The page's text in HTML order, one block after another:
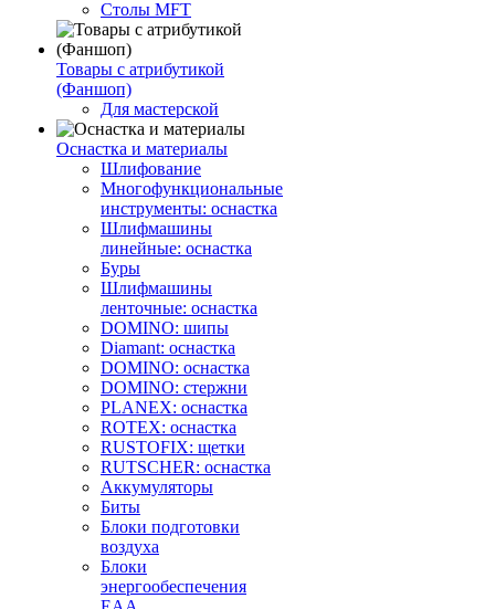
Столы MFT
Товары с атрибутикой
(Фаншоп)
Для мастерской
Оснастка и материалы
Шлифование
Многофункциональные
инструменты: оснастка
Шлифмашины
линейные: оснастка
Буры
Шлифмашины
ленточные: оснастка
DOMINO: шипы
Diamant: оснастка
DOMINO: оснастка
DOMINO: стержни
PLANEX: оснастка
ROTEX: оснастка
RUSTOFIX: щетки
RUTSCHER: оснастка
Аккумуляторы
Биты
Блоки подготовки
воздуха
Блоки
энергообеспечения